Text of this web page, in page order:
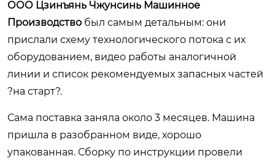
ООО Цзинъянь Чжунсинь Машинное
Производство был самым детальным: они
прислали схему технологического потока с их
оборудованием, видео работы аналогичной
линии и список рекомендуемых запасных частей
?на старт?.
Сама поставка заняла около 3 месяцев. Машина
пришла в разобранном виде, хорошо
упакованная. Сборку по инструкции провели